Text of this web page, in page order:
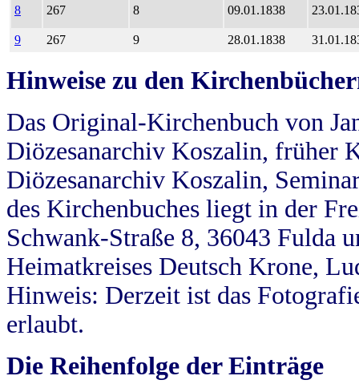
8 267 8 09.01.1838
9 267 9 28.01.1838
Hinweise zu den
Das Original-Kirchenbuch von
Diözesanarchiv Koszalin, früher
Diözesanarchiv Koszalin,
des Kirchenbuches liegt in der
Schwank-Straße 8, 36043 Fulda
Heimatkreises Deutsch Krone,
Hinweis: Derzeit ist das
erlaubt.
Die Reihenfolge der Einträge